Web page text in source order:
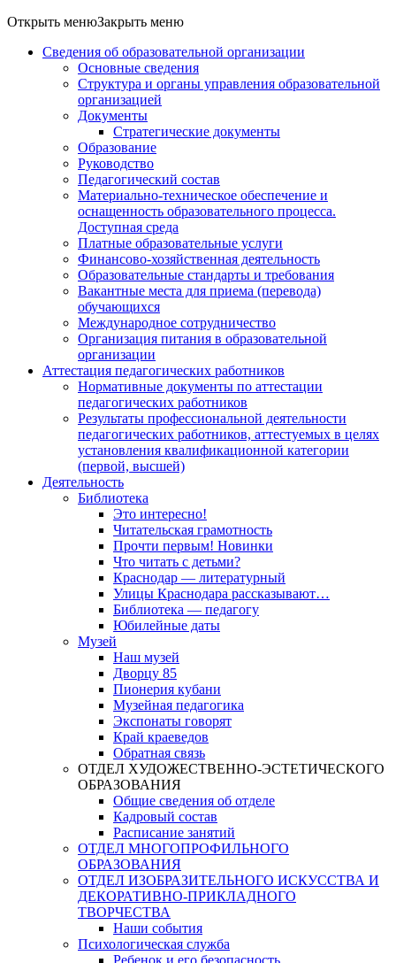
Открыть менюЗакрыть меню
Сведения об образовательной организации
Основные сведения
Структура и органы управления образовательной
организацией
Документы
Стратегические документы
Образование
Руководство
Педагогический состав
Материально-техническое обеспечение и
оснащенность образовательного процесса.
Доступная среда
Платные образовательные услуги
Финансово-хозяйственная деятельность
Образовательные стандарты и требования
Вакантные места для приема (перевода)
обучающихся
Международное сотрудничество
Организация питания в образовательной
организации
Аттестация педагогических работников
Нормативные документы по аттестации
педагогических работников
Результаты профессиональной деятельности
педагогических работников, аттестуемых в целях
установления квалификационной категории
(первой, высшей)
Деятельность
Библиотека
Это интересно!
Читательская грамотность
Прочти первым! Новинки
Что читать с детьми?
Краснодар — литературный
Улицы Краснодара рассказывают…
Библиотека — педагогу
Юбилейные даты
Музей
Наш музей
Дворцу 85
Пионерия кубани
Музейная педагогика
Экспонаты говорят
Край краеведов
Обратная связь
ОТДЕЛ ХУДОЖЕСТВЕННО-ЭСТЕТИЧЕСКОГО
ОБРАЗОВАНИЯ
Общие сведения об отделе
Кадровый состав
Расписание занятий
ОТДЕЛ МНОГОПРОФИЛЬНОГО
ОБРАЗОВАНИЯ
ОТДЕЛ ИЗОБРАЗИТЕЛЬНОГО ИСКУССТВА И
ДЕКОРАТИВНО-ПРИКЛАДНОГО
ТВОРЧЕСТВА
Наши события
Психологическая служба
Ребенок и его безопасность